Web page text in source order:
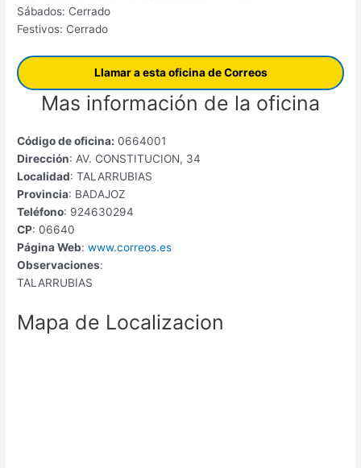
Sábados: Cerrado
Festivos: Cerrado
Llamar a esta oficina de Correos
Mas información de la oficina
Código de oficina: 0664001
Dirección: AV. CONSTITUCION, 34
Localidad: TALARRUBIAS
Provincia: BADAJOZ
Teléfono: 924630294
CP: 06640
Página Web: www.correos.es
Observaciones:
TALARRUBIAS
Mapa de Localizacion